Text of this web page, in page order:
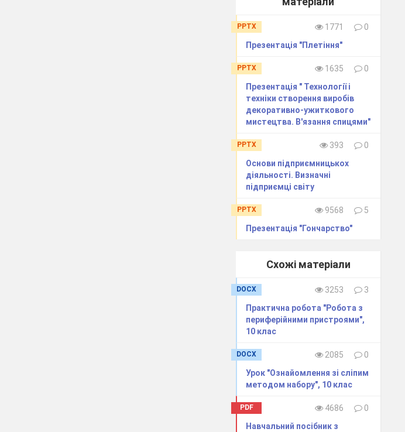
PPTX 1771
0
Презентація "Плетіння"
PPTX 1635
0
Презентація " Технології і
техніки створення виробів
деко­ративно-ужиткового
мистецтва. В'язання спицями"
PPTX 393
0
Основи підприємницькох
діяльності. Визначні
підприємці світу
PPTX 9568
5
Презентація "Гончарство"
Схожі матеріали
DOCX 3253
3
Практична робота "Робота з
периферійними пристроями",
10 клас
DOCX 2085
0
Урок "Ознайомлення зі сліпим
методом набору", 10 клас
PDF 4686
0
Навчальний посібник з